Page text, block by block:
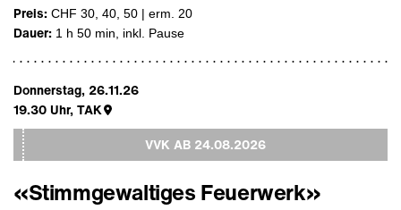
Preis: CHF 30, 40, 50 | erm. 20
Dauer: 1 h 50 min , inkl. Pause
Donnerstag, 26.11.26
19.30 Uhr,TAK
VVK AB 24.08.2026
«Stimmgewaltiges Feuerwerk»